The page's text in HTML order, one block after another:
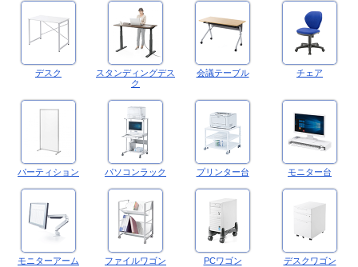
デスク
スタンディングデス
ク
会議テーブル チェア
パーティション パソコンラック プリンター台 モニター台
モニターアーム ファイルワゴン PCワゴン デスクワゴン